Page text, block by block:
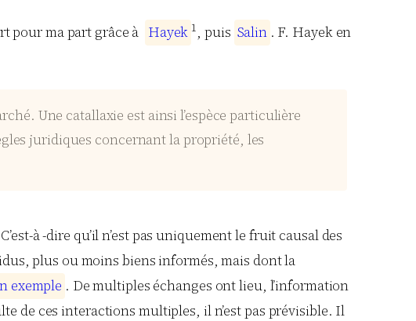
pour ma part grâce à Hayek 1, puis Salin . F. Hayek en
Une catallaxie est ainsi l’espèce particulière
juridiques concernant la propriété, les
à -dire qu’il n’est pas uniquement le fruit causal des
plus ou moins biens informés, mais dont la
n exemple . De multiples échanges ont lieu, l’information
de ces interactions multiples, il n’est pas prévisible. Il